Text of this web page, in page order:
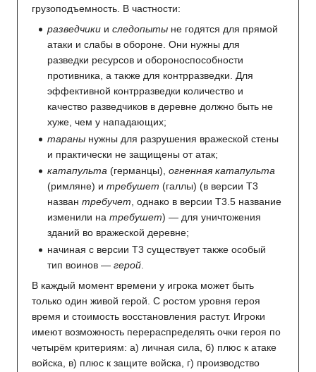
грузоподъемность. В частности:
разведчики иследопыты не годятся для прямой
атаки и слабы в обороне. Они нужны для
разведки ресурсов и обороноспособности
противника, а также для контрразведки. Для
эффективной контрразведки количество и
качество разведчиков в деревне должно быть не
хуже, чем у нападающих;
тараны нужны для разрушения вражеской стены
и практически не защищены от атак;
катапульта (германцы),огненная катапульта
(римляне) итребушет (галлы) (в версии T3
названтребучет, однако в версии T3.5 название
изменили натребушет) — для уничтожения
зданий во вражеской деревне;
начиная с версии Т3 существует также особый
тип воинов —герой
В каждый момент времени у игрока может быть
только один живой герой. С ростом уровня героя
время и стоимость восстановления растут. Игроки
имеют возможность перераспределять очки героя по
четырём критериям: а) личная сила, б) плюс к атаке
войска, в) плюс к защите войска, г) производство